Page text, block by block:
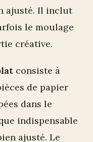
ajusté. Il inclut
le moulage
créative.
consiste à
de papier
dans le
indispensable
ajusté. Le